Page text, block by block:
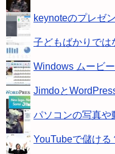
keynoteのプレゼ
子どもばかりでは
Windows ムービ
Jimdoと
パソコンの写真や
YouTubeで儲ける